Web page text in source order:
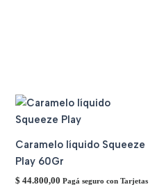
Caramelo líquido Squeeze
Play 60Gr
$ 44.800,00 Pagá seguro con Tarjetas